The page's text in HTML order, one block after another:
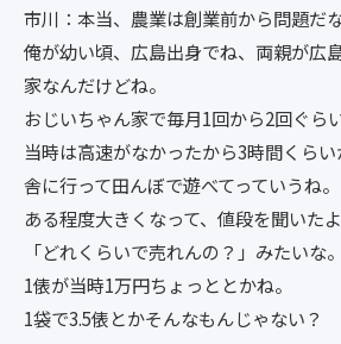
市川：本当、農業は創業前から問題だ
俺が幼い頃、広島出身でね、両親が広
家なんだけどね。
おじいちゃん家で毎月1回から2回ぐら
当時は高速がなかったから3時間くら
舎に行って田んぼで遊べてっていうね。
ある程度大きくなって、値段を聞いたよ
「どれくらいで売れんの？」みたいな。
1俵が当時1万円ちょっととかね。
1袋で3.5俵とかそんなもんじゃない？